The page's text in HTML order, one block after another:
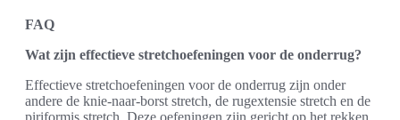
FAQ
Wat zijn effectieve stretchoefeningen voor de onderrug?
Effectieve stretchoefeningen voor de onderrug zijn onder
andere de knie-naar-borst stretch, de rugextensie stretch en de